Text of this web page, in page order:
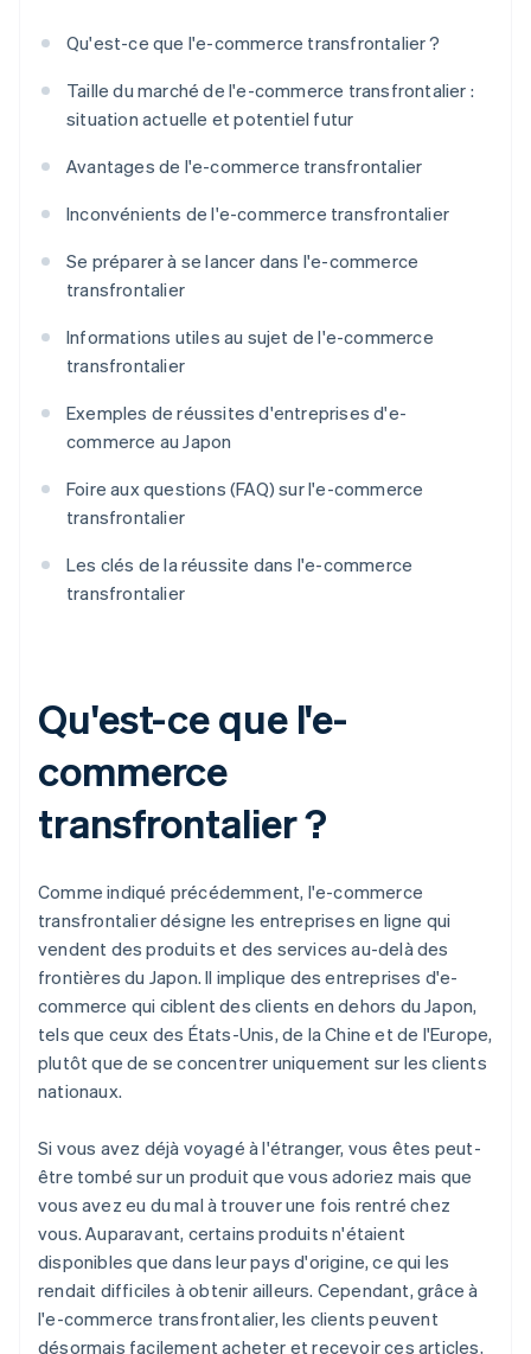
Qu'est-ce que l'e-commerce transfrontalier ?
Taille du marché de l'e-commerce transfrontalier :
situation actuelle et potentiel futur
Avantages de l'e-commerce transfrontalier
Inconvénients de l'e-commerce transfrontalier
Se préparer à se lancer dans l'e-commerce
transfrontalier
Informations utiles au sujet de l'e-commerce
transfrontalier
Exemples de réussites d'entreprises d'e-
commerce au Japon
Foire aux questions (FAQ) sur l'e-commerce
transfrontalier
Les clés de la réussite dans l'e-commerce
transfrontalier
Qu'est-ce que l'e-
commerce
transfrontalier ?
Comme indiqué précédemment, l'e-commerce
transfrontalier désigne les entreprises en ligne qui
vendent des produits et des services au-delà des
frontières du Japon. Il implique des entreprises d'e-
commerce qui ciblent des clients en dehors du Japon,
tels que ceux des États-Unis, de la Chine et de l'Europe,
plutôt que de se concentrer uniquement sur les clients
nationaux.
Si vous avez déjà voyagé à l'étranger, vous êtes peut-
être tombé sur un produit que vous adoriez mais que
vous avez eu du mal à trouver une fois rentré chez
vous. Auparavant, certains produits n'étaient
disponibles que dans leur pays d'origine, ce qui les
rendait difficiles à obtenir ailleurs. Cependant, grâce à
l'e-commerce transfrontalier, les clients peuvent
désormais facilement acheter et recevoir ces articles,